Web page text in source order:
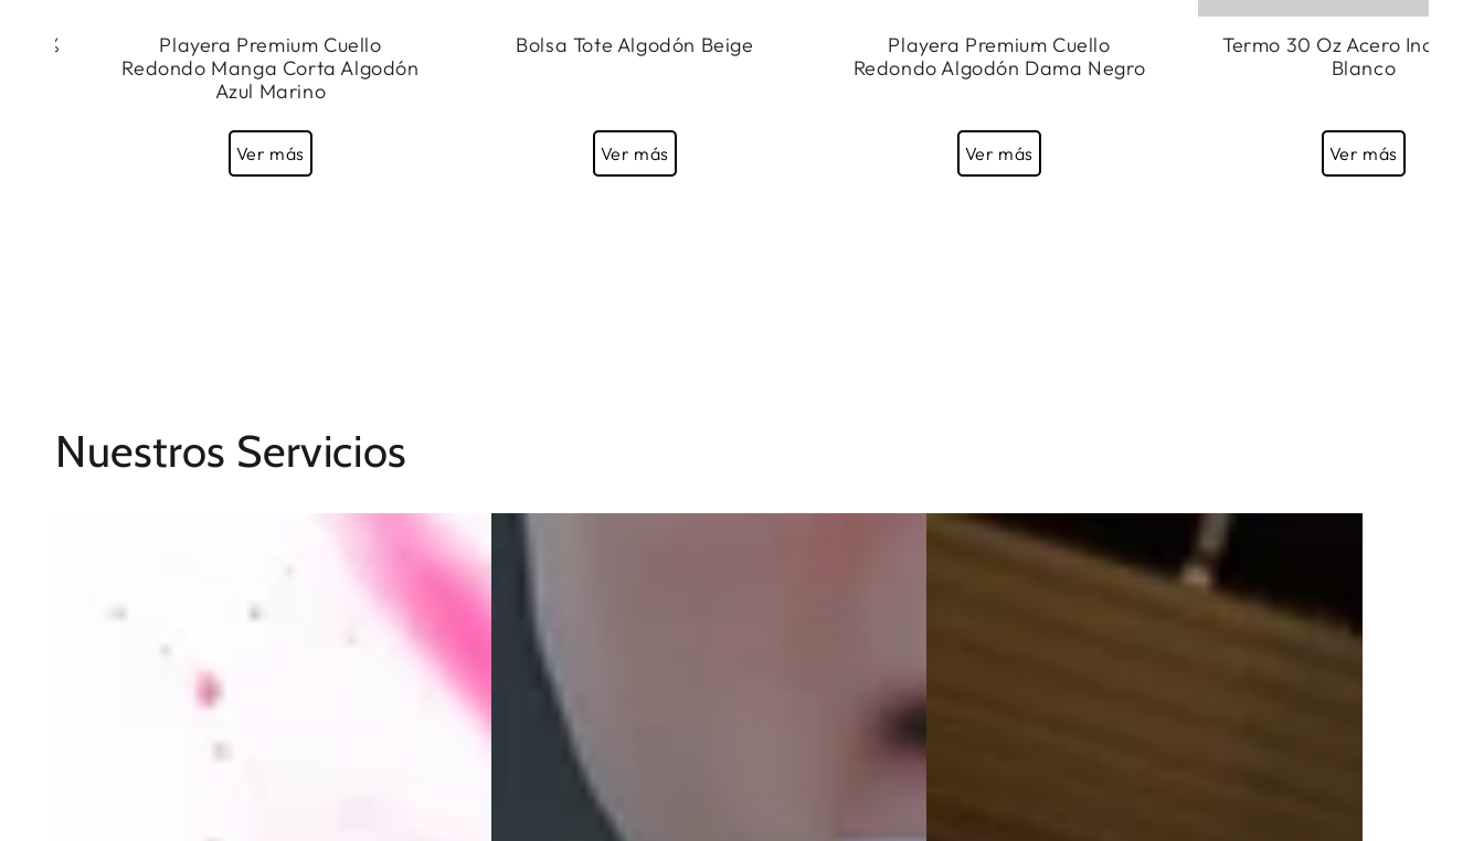
50%
Playera Premium Cuello
Redondo Manga Corta Algodón
Azul Marino
Ver más
Bolsa Tote Algodón Beige
Ver más
Playera Premium Cuello
Redondo Algodón Dama Negro
Ver más
Termo 30 Oz Acero
Blanco
Ver más
Nuestros Servicios